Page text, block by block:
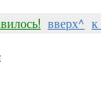
вверх^ к